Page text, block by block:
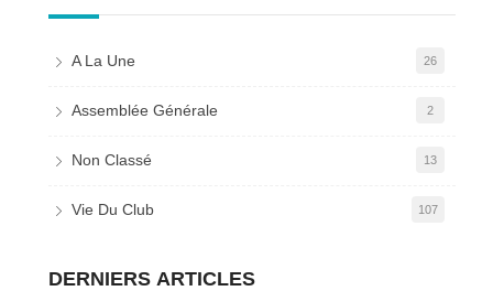
A La Une 26
Assemblée Générale 2
Non Classé 13
Vie Du Club 107
DERNIERS ARTICLES